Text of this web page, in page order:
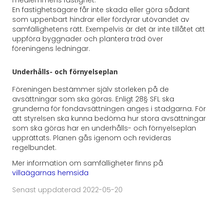
En fastighetsägare får inte skada eller göra sådant
som uppenbart hindrar eller fördyrar utövandet av
samfällighetens rätt. Exempelvis är det är inte tillåtet att
uppföra byggnader och plantera träd över
föreningens ledningar.
Underhålls- och förnyelseplan
Föreningen bestämmer själv storleken på de
avsättningar som ska göras. Enligt 28§ SFL ska
grunderna för fondavsättningen anges i stadgarna. För
att styrelsen ska kunna bedöma hur stora avsättningar
som ska göras har en underhålls- och förnyelseplan
upprättats. Planen gås igenom och revideras
regelbundet.
Mer information om samfälligheter finns på
villaägarnas hemsida
Senast uppdaterad 2022-05-20